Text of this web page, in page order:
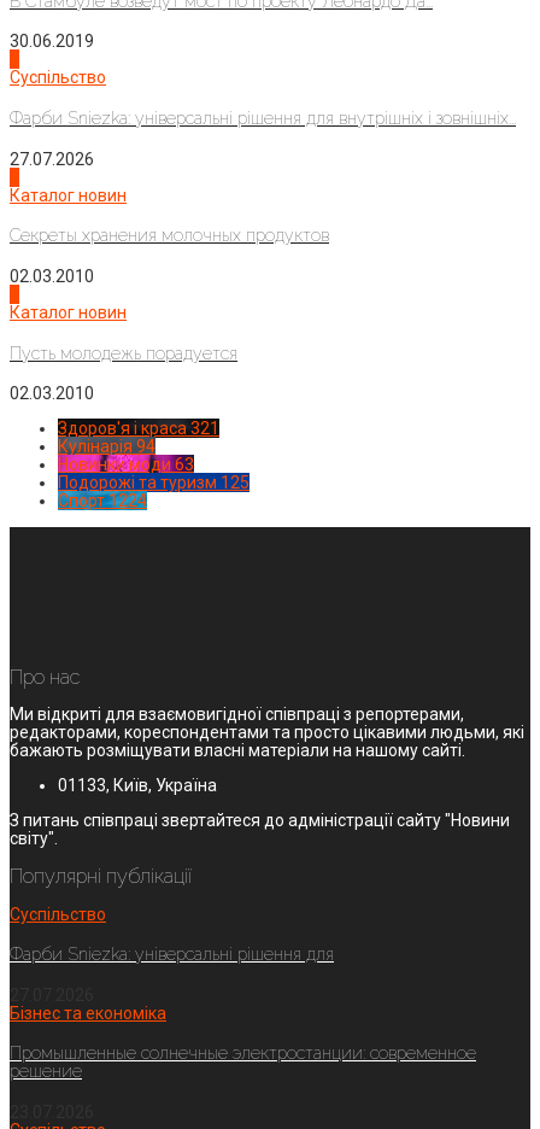
30.06.2019
Суспільство
Фарби Sniezka: універсальні рішення для внутрішніх і зовнішніх...
27.07.2026
Каталог новин
Секреты хранения молочных продуктов
02.03.2010
Каталог новин
Пусть молодежь порадуется
02.03.2010
Здоров'я і краса 321
Кулінарія 94
Новинки моди 63
Подорожі та туризм 125
Спорт1224
Про нас
Ми відкриті для взаємовигідної співпраці з репортерами,
редакторами, кореспондентами та просто цікавими людьми, які
бажають розміщувати власні матеріали на нашому сайті.
01133, Київ, Україна
З питань співпраці звертайтеся до адміністрації сайту "Новини
світу".
Популярні публікації
Суспільство
Фарби Sniezka: універсальні рішення для
Бізнес та економіка
Промышленные солнечные электростанции: современное
решение